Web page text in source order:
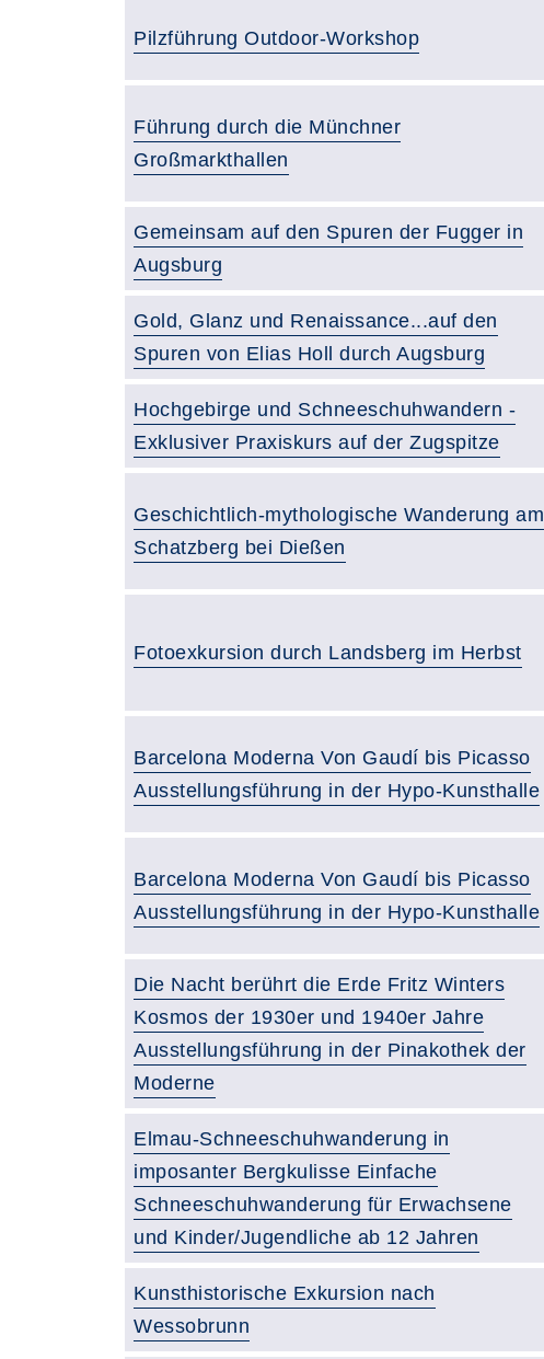
Pilzführung Outdoor-Workshop
Führung durch die Münchner
Großmarkthallen
Gemeinsam auf den Spuren der Fugger in
Augsburg
Gold, Glanz und Renaissance...auf den
Spuren von Elias Holl durch Augsburg
Hochgebirge und Schneeschuhwandern -
Exklusiver Praxiskurs auf der Zugspitze
Geschichtlich-mythologische Wanderung am
Schatzberg bei Dießen
Fotoexkursion durch Landsberg im Herbst
Barcelona Moderna Von Gaudí bis Picasso
Ausstellungsführung in der Hypo-Kunsthalle
Barcelona Moderna Von Gaudí bis Picasso
Ausstellungsführung in der Hypo-Kunsthalle
Die Nacht berührt die Erde Fritz Winters
Kosmos der 1930er und 1940er Jahre
Ausstellungsführung in der Pinakothek der
Moderne
Elmau-Schneeschuhwanderung in
imposanter Bergkulisse Einfache
Schneeschuhwanderung für Erwachsene
und Kinder/Jugendliche ab 12 Jahren
Kunsthistorische Exkursion nach
Wessobrunn